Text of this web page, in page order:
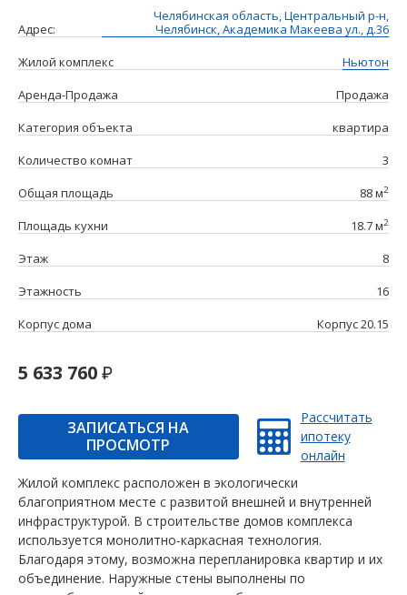
Адрес:
Челябинская область, Центральный р-н,
Челябинск, Академика Макеева ул., д.36
Жилой комплекс
Ньютон
Аренда-Продажа
Продажа
Категория объекта
квартира
Количество комнат
3
Общая площадь
88 м2
Площадь кухни 18.7 м2
Этаж
8
Этажность
16
Корпус дома
Корпус 20.15
5 633 760
ЗАПИСАТЬСЯ НА
ПРОСМОТР
Рассчитать
ипотеку
онлайн
Жилой комплекс расположен в экологически
благоприятном месте с развитой внешней и внутренней
инфраструктурой. В строительстве домов комплекса
используется монолитно-каркасная технология.
Благодаря этому, возможна перепланировка квартир и их
объединение. Наружные стены выполнены по